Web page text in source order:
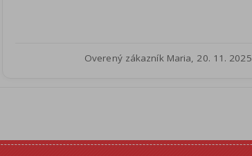
Overený zákazník Maria, 20. 11. 2025